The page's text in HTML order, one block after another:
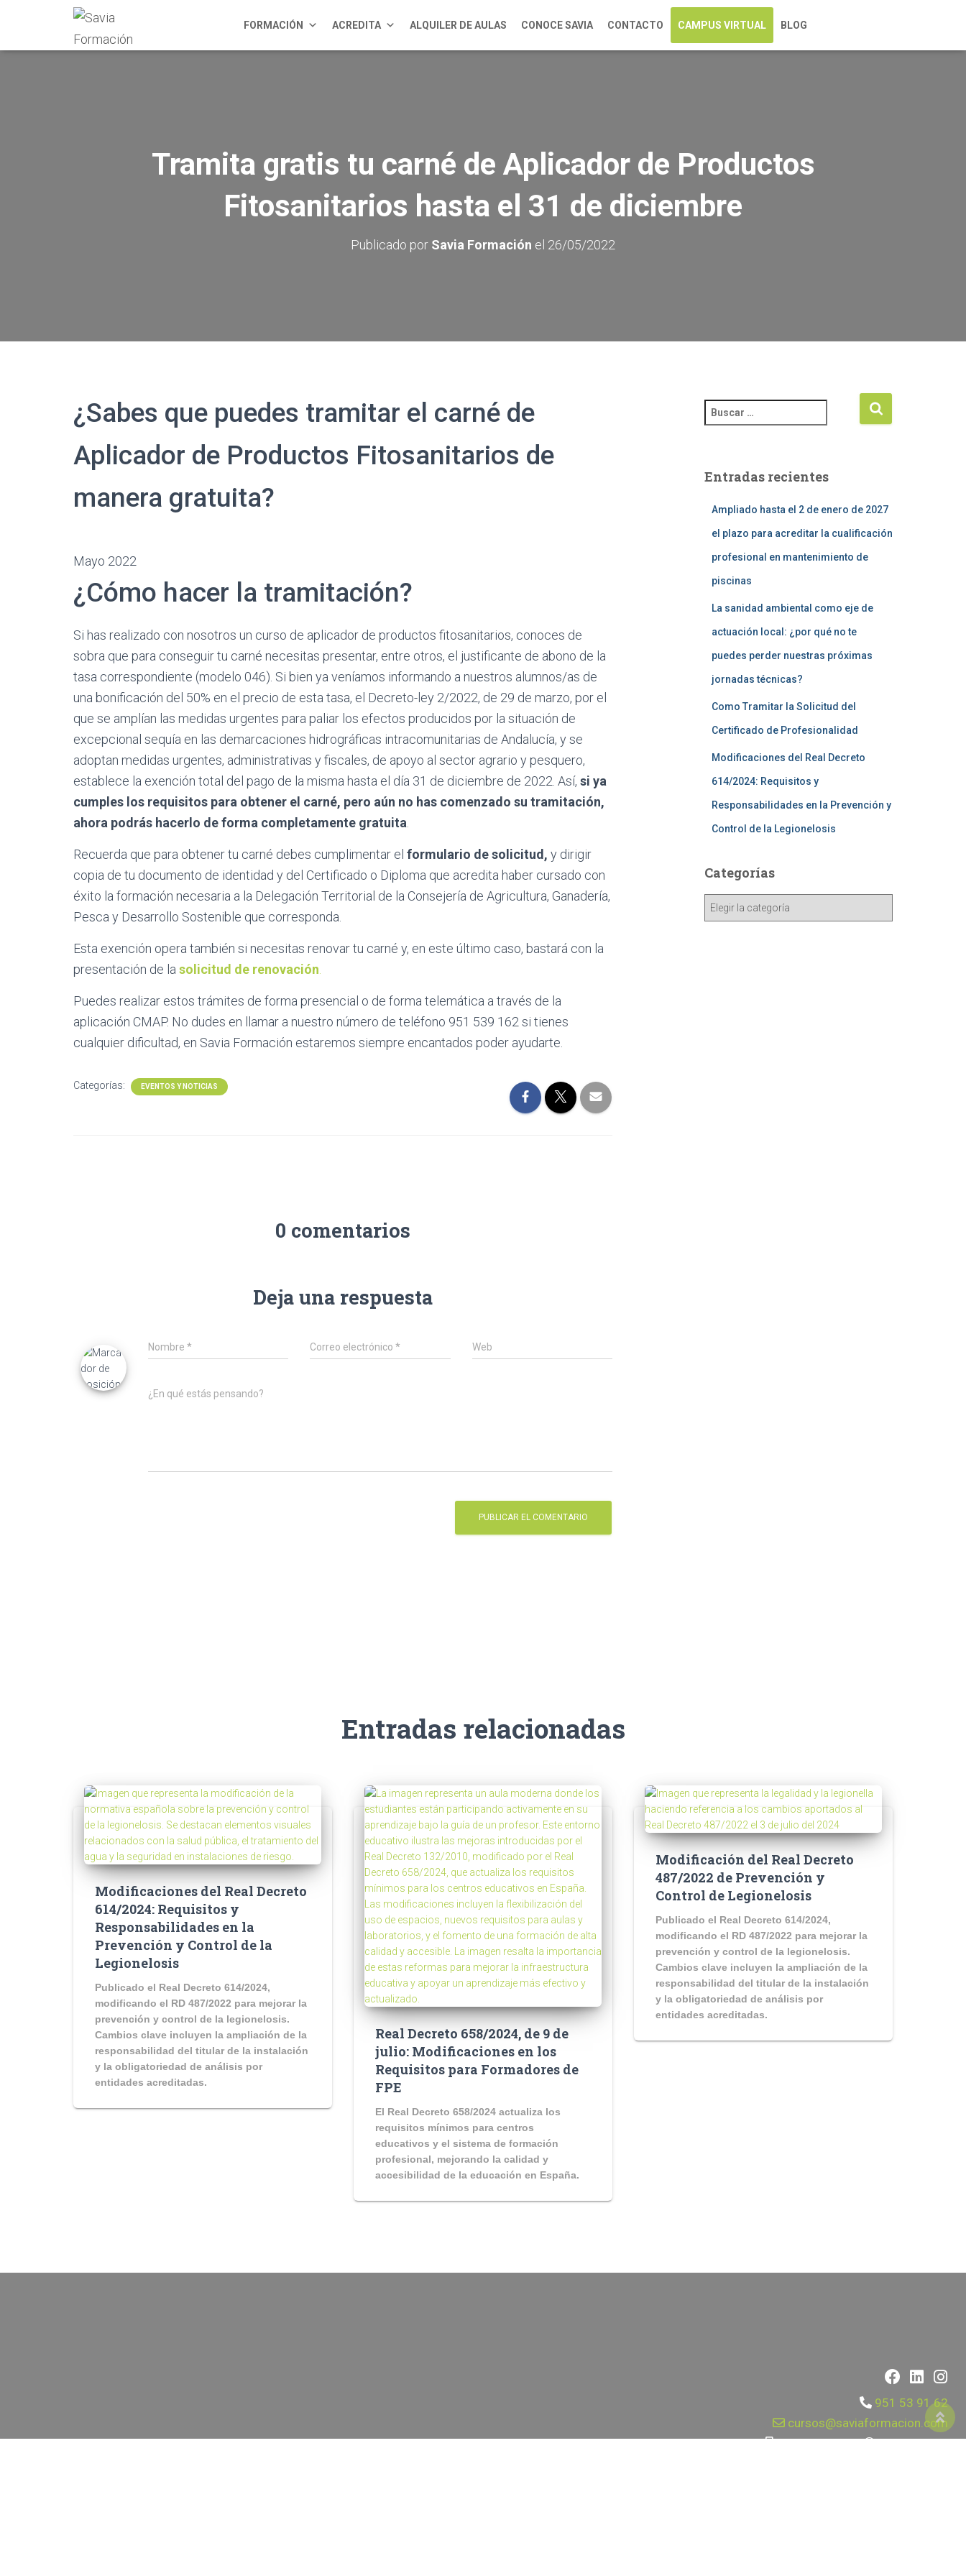
FORMACIÓN ACREDITA ALQUILER DE AULAS CONOCE SAVIA CONTACTO CAMPUS VIRTUAL BLOG
Tramita gratis tu carné de Aplicador de Productos
Fitosanitarios hasta el 31 de diciembre
Publicado por Savia Formación el 26/05/2022
¿Sabes que puedes tramitar el carné de
Aplicador de Productos Fitosanitarios de
manera gratuita?
Mayo 2022
¿Cómo hacer la tramitación?
Si has realizado con nosotros un curso de aplicador de productos fitosanitarios, conoces de
sobra que para conseguir tu carné necesitas presentar, entre otros, el justificante de abono de la
tasa correspondiente (modelo 046). Si bien ya veníamos informando a nuestros alumnos/as de
una bonificación del 50% en el precio de esta tasa, el Decreto-ley 2/2022, de 29 de marzo, por el
que se amplían las medidas urgentes para paliar los efectos producidos por la situación de
excepcional sequía en las demarcaciones hidrográficas intracomunitarias de Andalucía, y se
adoptan medidas urgentes, administrativas y fiscales, de apoyo al sector agrario y pesquero,
establece la exención total del pago de la misma hasta el día 31 de diciembre de 2022. Así, si ya
cumples los requisitos para obtener el carné, pero aún no has comenzado su tramitación,
ahora podrás hacerlo de forma completamente gratuita
Recuerda que para obtener tu carné debes cumplimentar el formulario de solicitud, y dirigir
copia de tu documento de identidad y del Certificado o Diploma que acredita haber cursado con
éxito la formación necesaria a la Delegación Territorial de la Consejería de Agricultura, Ganadería,
Pesca y Desarrollo Sostenible que corresponda.
Esta exención opera también si necesitas renovar tu carné y, en este último caso, bastará con la
presentación de la solicitud de renovación
Puedes realizar estos trámites de forma presencial o de forma telemática a través de la
aplicación CMAP. No dudes en llamar a nuestro número de teléfono 951 539 162 si tienes
cualquier dificultad, en Savia Formación estaremos siempre encantados poder ayudarte.
Categorías: EVENTOS Y NOTICIAS
0 comentarios
Deja una respuesta
Nombre * Correo electrónico* Web
¿En qué estás pensando?
Entradas recientes
Ampliado hasta el 2 de enero de 2027
el plazo para acreditar la cualificación
profesional en mantenimiento de
piscinas
La sanidad ambiental como eje de
actuación local: ¿por qué no te
puedes perder nuestras próximas
jornadas técnicas?
Como Tramitar la Solicitud del
Certificado de Profesionalidad
Modificaciones del Real Decreto
614/2024: Requisitos y
Responsabilidades en la Prevención y
Control de la Legionelosis
Categorías
Entradas relacionadas
Modificaciones del Real Decreto
614/2024: Requisitos y
Responsabilidades en la
Prevención y Control de la
Legionelosis
Publicado el Real Decreto 614/2024,
modificando el RD 487/2022 para mejorar la
prevención y control de la legionelosis.
Cambios clave incluyen la ampliación de la
responsabilidad del titular de la instalación
y la obligatoriedad de análisis por
entidades acreditadas.
Real Decreto 658/2024, de 9 de
julio: Modificaciones en los
Requisitos para Formadores de
FPE
El Real Decreto 658/2024 actualiza los
requisitos mínimos para centros
educativos y el sistema de formación
profesional, mejorando la calidad y
accesibilidad de la educación en España.
Modificación del Real Decreto
487/2022 de Prevención y
Control de Legionelosis
Publicado el Real Decreto 614/2024,
modificando el RD 487/2022 para mejorar la
prevención y control de la legionelosis.
Cambios clave incluyen la ampliación de la
responsabilidad del titular de la instalación
y la obligatoriedad de análisis por
entidades acreditadas.
951 53 91 62
cursos@saviaformacion.com
651 89 74 85|
623 188 371